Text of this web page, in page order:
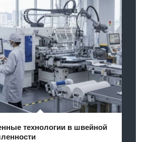
технологии в швейной